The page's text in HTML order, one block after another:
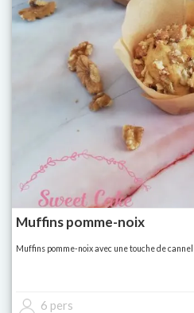
Muffins pomme-noix
Muffins pomme-noix avec une touche de
6 pers